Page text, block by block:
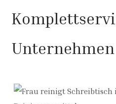
Unternehmen